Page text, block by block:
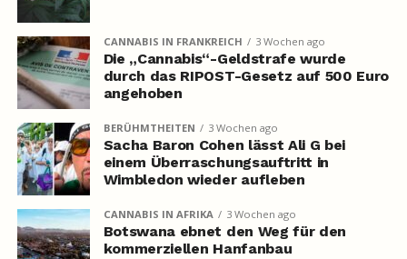
CANNABIS IN FRANKREICH 3 Wochen ago
Die „Cannabis“-Geldstrafe wurde
durch das RIPOST-Gesetz auf 500 Euro
angehoben
BERÜHMTHEITEN 3 Wochen ago
Sacha Baron Cohen lässt Ali G bei
einem Überraschungsauftritt in
Wimbledon wieder aufleben
CANNABIS IN AFRIKA 3 Wochen ago
Botswana ebnet den Weg für den
kommerziellen Hanfanbau